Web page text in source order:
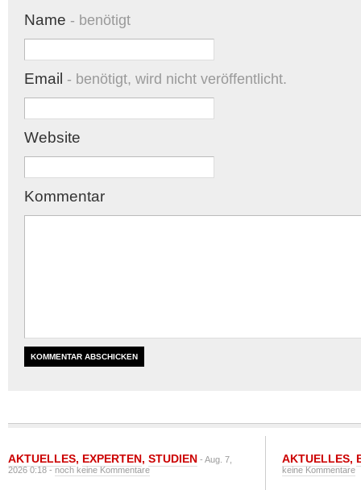
Name - benötigt
Email - benötigt, wird nicht veröffentlicht.
Website
Kommentar
AKTUELLES, EXPERTEN, STUDIEN - Aug. 7,
2026 0:18 -noch keine Kommentare
AKTUELLES,
keine Kommentare